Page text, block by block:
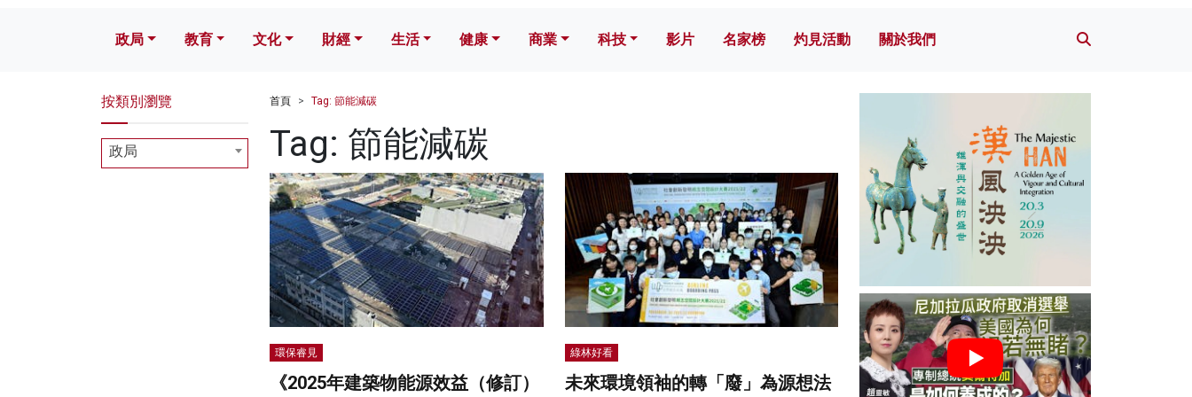
政局 教育 文化 財經 生活 健康 商業 科技 影片 名家榜 灼見活動 關於我們
首頁 Tag: 節能減碳
Tag: 節能減碳
環保睿見
《2025年建築物能源效益（修訂）
綠林好看
未來環境領袖的轉「廢」為源想法
按類別瀏覽
政局